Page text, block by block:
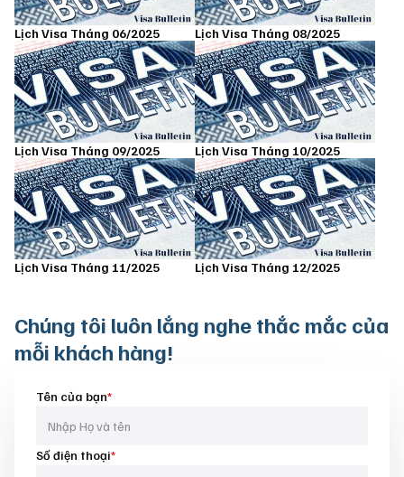
Lịch Visa Tháng 06/2025 Lịch Visa Tháng 08/2025
Lịch Visa Tháng 09/2025 Lịch Visa Tháng 10/2025
Lịch Visa Tháng 11/2025 Lịch Visa Tháng 12/2025
Chúng tôi luôn lắng nghe thắc mắc của
mỗi khách hàng!
Tên của bạn*
Số điện thoại*